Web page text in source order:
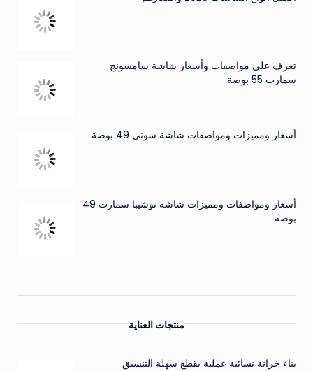
تعرف على مواصفات وأسعار شاشة سامسونج
سمارت 55 بوصة
أسعار ومميزات ومواصفات شاشة سوني 49 بوصة
أسعار ومواصفات ومميزات شاشة توشيبا سمارت 49
بوصة
منتجات العناية
بناء خزانة نسائية عملية بقطع سهلة التنسيق